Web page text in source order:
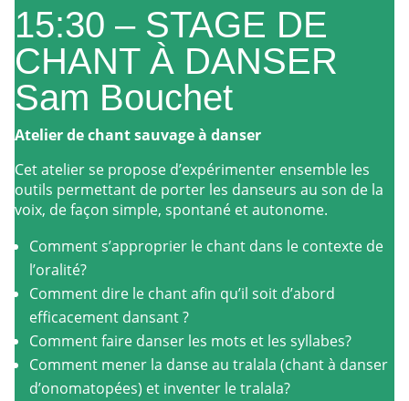
15:30 – STAGE DE
CHANT À DANSER
Sam Bouchet
Atelier de chant sauvage à danser
Cet atelier se propose d’expérimenter ensemble les
outils permettant de porter les danseurs au son de la
voix, de façon simple, spontané et autonome.
Comment s’approprier le chant dans le contexte de
l’oralité?
Comment dire le chant afin qu’il soit d’abord
efficacement dansant ?
Comment faire danser les mots et les syllabes?
Comment mener la danse au tralala (chant à danser
d’onomatopées) et inventer le tralala?